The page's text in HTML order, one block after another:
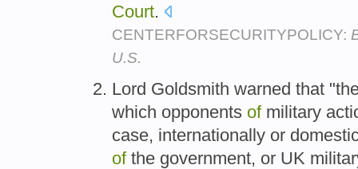
Court.
CENTERFORSECURITYPOLICY:
U.S.
Lord Goldsmith warned that
which opponents ofmilitary
case, internationally or
ofthe government, or UK